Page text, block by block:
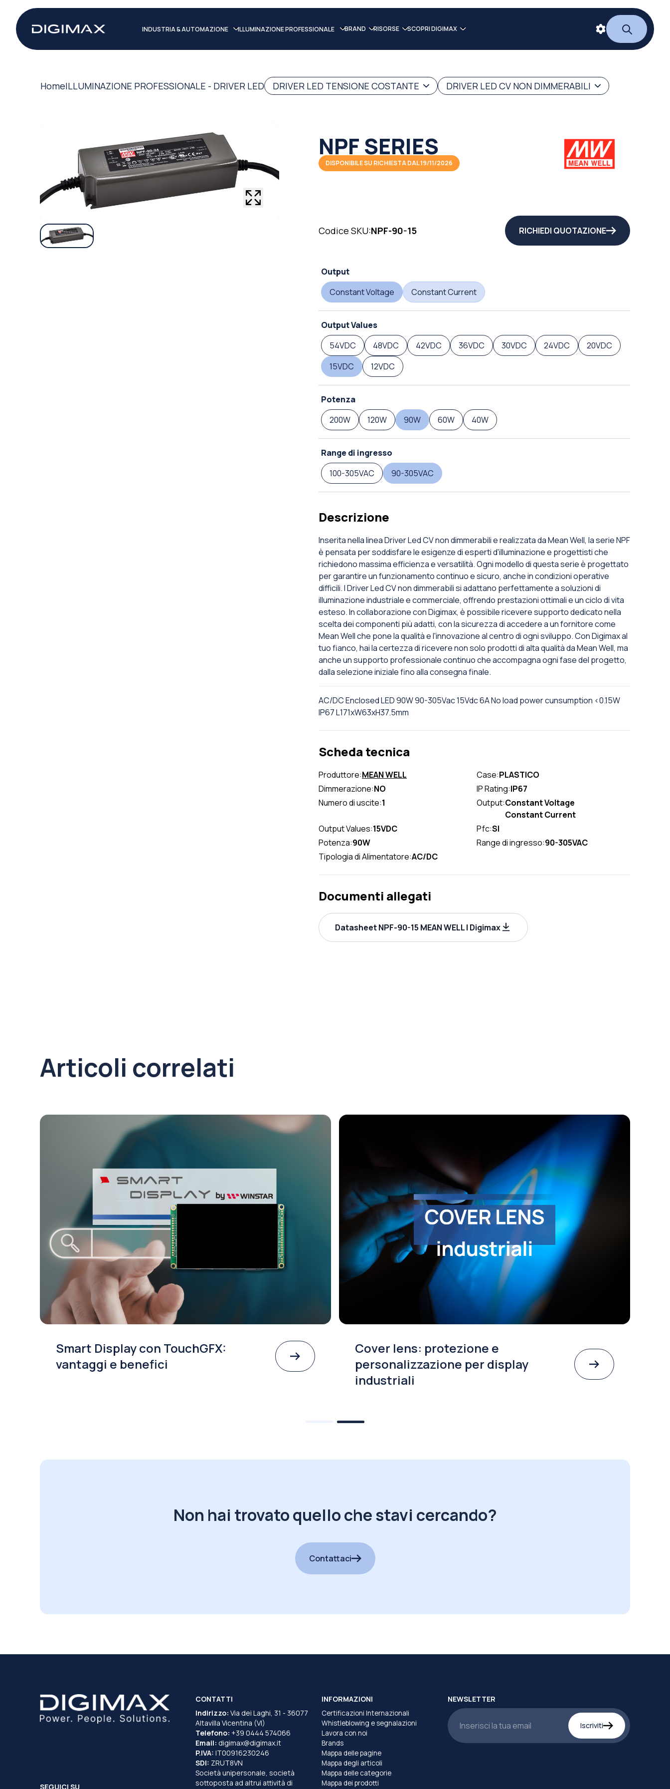
INDUSTRIA & AUTOMAZIONE ILLUMINAZIONE PROFESSIONALE BRAND RISORSE SCOPRI DIGIMAX
HomeILLUMINAZIONE PROFESSIONALE - DRIVER LED DRIVER LED TENSIONE COSTANTE DRIVER LED CV NON DIMMERABILI
NPF SERIES
DISPONIBILE SU RICHIESTA DAL 19/11/2026
Codice SKU:NPF-90-15 RICHIEDI QUOTAZIONE
Output
Constant Voltage
Constant Current
Output Values
54VDC
48VDC 42VDC 36VDC 30VDC 24VDC
20VDC
15VDC
12VDC
Potenza
200W
120W 90W 60W 40W
Range di ingresso
100-305VAC
90-305VAC
Descrizione
Inserita nella linea Driver Led CV non dimmerabili e realizzata da Mean Well, la serie NPF
è pensata per soddisfare le esigenze di esperti d'illuminazione e progettisti che
richiedono massima efficienza e versatilità. Ogni modello di questa serie è progettato
per garantire un funzionamento continuo e sicuro, anche in condizioni operative
difficili. I Driver Led CV non dimmerabili si adattano perfettamente a soluzioni di
illuminazione industriale e commerciale, offrendo prestazioni ottimali e un ciclo di vita
esteso. In collaborazione con Digimax, è possibile ricevere supporto dedicato nella
scelta dei componenti più adatti, con la sicurezza di accedere a un fornitore come
Mean Well che pone la qualità e l'innovazione al centro di ogni sviluppo. Con Digimax al
tuo fianco, hai la certezza di ricevere non solo prodotti di alta qualità da Mean Well, ma
anche un supporto professionale continuo che accompagna ogni fase del progetto,
dalla selezione iniziale fino alla consegna finale.
AC/DC Enclosed LED 90W 90-305Vac 15Vdc 6A No load power cunsumption <0.15W
IP67 L171xW63xH37.5mm
Scheda tecnica
Produttore:MEAN WELL Case:PLASTICO
Dimmerazione:NO IP Rating:IP67
Numero di uscite:1 Output:Constant Voltage
Constant Current
Output Values:15VDC Pfc:SI
Potenza:90W Range di ingresso:90-305VAC
Tipologia di Alimentatore:AC/DC
Documenti allegati
Datasheet NPF-90-15 MEAN WELL | Digimax
Articoli correlati
Smart Display con TouchGFX:
vantaggi e benefici
Cover lens: protezione e
personalizzazione per display
industriali
Non hai trovato quello che stavi cercando?
Contattaci
SEGUICI SU
CONTATTI
Indirizzo: Via dei Laghi, 31 - 36077
Altavilla Vicentina (VI)
Telefono: +39 0444 574066
Email: digimax@digimax.it
P.IVA: IT00916230246
SDI: ZRUT8VN
Società unipersonale, società
sottoposta ad altrui attività di
INFORMAZIONI
Certificazioni Internazionali
Whistleblowing e segnalazioni
Lavora con noi
Brands
Mappa delle pagine
Mappa degli articoli
Mappa delle categorie
Mappa dei prodotti
NEWSLETTER
Iscriviti